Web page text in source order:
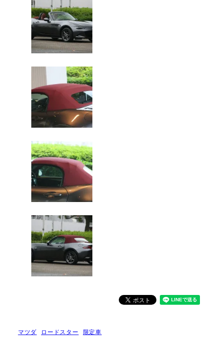
マツダ ロードスター 限定車